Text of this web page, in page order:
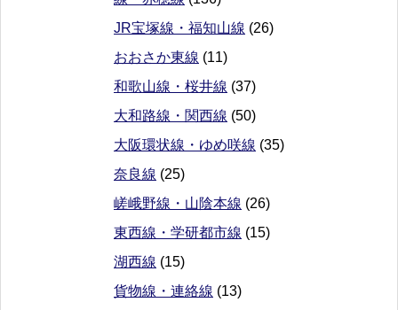
JR宝塚線・福知山線 (26)
おおさか東線 (11)
和歌山線・桜井線 (37)
大和路線・関西線 (50)
大阪環状線・ゆめ咲線 (35)
奈良線 (25)
嵯峨野線・山陰本線 (26)
東西線・学研都市線 (15)
湖西線 (15)
貨物線・連絡線 (13)